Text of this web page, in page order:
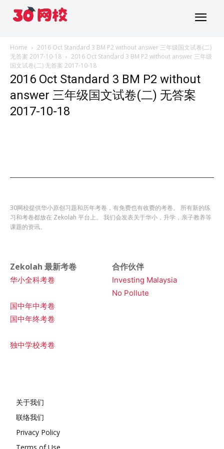
Home
2016 Oct Standard 3 BM P2 without answer 三年级国文试卷(二)
无答案 2017-10-18
2016 Oct Standard 3 BM P2 without answer 三年级
国文试卷(二) 无答案 2017-10-18
2016 Oct Standard 3 BM P2 without
answer 三年级国文试卷(二) 无答案
2017-10-18
30网校提供华小原创习题和历年考卷，有免费也有收费的考卷。 所有新的练
习和考卷都放在 Zekolah 平台上。 我们会发表关于华小，升学，亲子教养等
课题的资讯。
Zekolah 最新考卷
华小全科考卷
国中年中考卷
国中年终考卷
独中学校考卷
合作伙伴
Investing Malaysia
No Pollute
关于我们
联络我们
Privacy Policy